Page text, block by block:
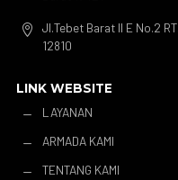

Jl.Tebet Barat II E No.2
12810
LINK WEBSITE
K
LAYANAN
K ARMADA KAMI
K TENTANG KAMI